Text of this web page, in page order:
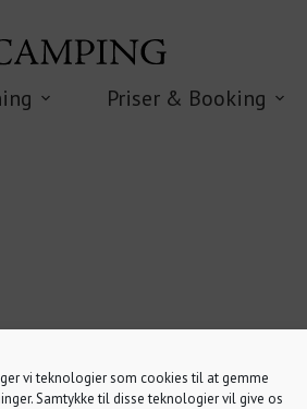
vi teknologier som cookies til at gemme
Samtykke til disse teknologier vil give os
Priser & Booking